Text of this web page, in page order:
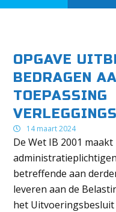
OPGAVE
BEDRAGEN
TOEPASSING
14 maart 2024
De Wet IB 2001
betreffende aan
leveren aan de
het